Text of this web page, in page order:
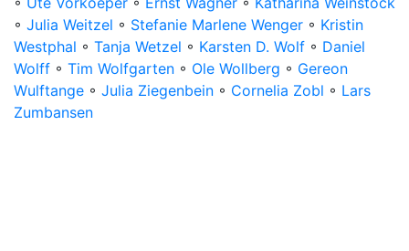
◦ Julia Weitzel ◦ Stefanie Marlene Wenger ◦ Kristin
Westphal ◦ Tanja Wetzel ◦ Karsten D. Wolf ◦ Daniel
Wolff ◦ Tim Wolfgarten ◦ Ole Wollberg ◦ Gereon
Wulftange ◦ Julia Ziegenbein ◦ Cornelia Zobl ◦ Lars
Zumbansen